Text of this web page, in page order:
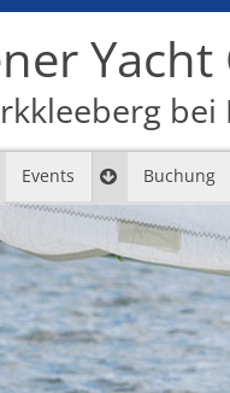
bei
Events Buchung